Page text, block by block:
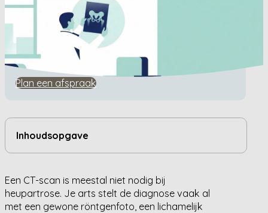
Kennisbank/Is een CT-scan nodig bij heupartrose?
Is een CT-scan nodig bij
heupartrose?
Plan een afspraak
Inhoudsopgave
Een CT-scan is meestal niet nodig bij
heupartrose. Je arts stelt de diagnose vaak al
met een gewone röntgenfoto, een lichamelijk